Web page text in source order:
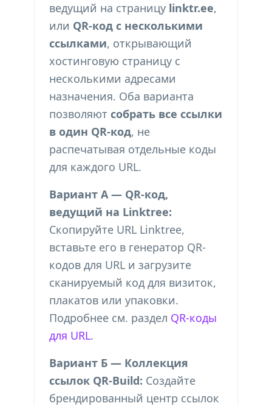
ведущий на страницу linktr.ee,
или QR-код с несколькими
ссылками, открывающий
хостинговую страницу с
несколькими адресами
назначения. Оба варианта
позволяют собрать все ссылки
в один QR-код, не
распечатывая отдельные коды
для каждого URL.
Вариант А — QR-код,
ведущий на Linktree:
Скопируйте URL Linktree,
вставьте его в генератор QR-
кодов для URL и загрузите
сканируемый код для визиток,
плакатов или упаковки.
Подробнее см. раздел QR-коды
для URL.
Вариант Б — Коллекция
ссылок QR-Build: Создайте
брендированный центр ссылок